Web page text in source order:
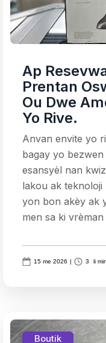
Ap
Prentan
Ou Dwe
Yo Rive.
Anvan envite yo
bagay yo
esansyèl nan
lakou ak teknoloji
yon bon akèy ak
men sa ki
15 me 2026 | 3 li min
Boutik